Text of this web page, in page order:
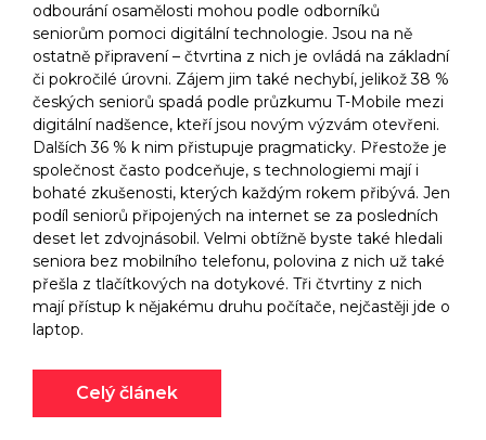
odbourání osamělosti mohou podle odborníků
seniorům pomoci digitální technologie. Jsou na ně
ostatně připravení – čtvrtina z nich je ovládá na základní
či pokročilé úrovni. Zájem jim také nechybí, jelikož 38 %
českých seniorů spadá podle průzkumu T-Mobile mezi
digitální nadšence, kteří jsou novým výzvám otevřeni.
Dalších 36 % k nim přistupuje pragmaticky. Přestože je
společnost často podceňuje, s technologiemi mají i
bohaté zkušenosti, kterých každým rokem přibývá. Jen
podíl seniorů připojených na internet se za posledních
deset let zdvojnásobil. Velmi obtížně byste také hledali
seniora bez mobilního telefonu, polovina z nich už také
přešla z tlačítkových na dotykové. Tři čtvrtiny z nich
mají přístup k nějakému druhu počítače, nejčastěji jde o
laptop.
Celý článek